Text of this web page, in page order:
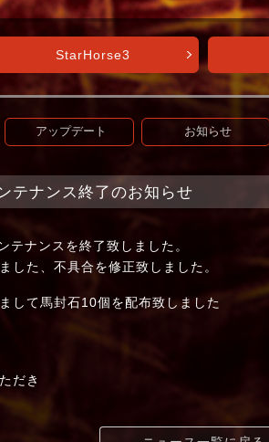
StarHorse3
アップデート お知らせ
テナンス終了のお知らせ
ナンスを終了致しました。
した、不具合を修正致しました。
して馬封石10個を配布致しました
だき